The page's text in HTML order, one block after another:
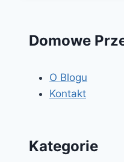
Domowe
O Blogu
Kontakt
Kategorie